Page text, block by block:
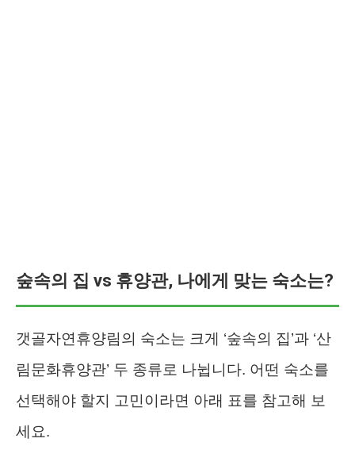
숲속의 집 vs 휴양관, 나에게 맞는 숙소는?
갯골자연휴양림의 숙소는 크게 ‘숲속의 집’과 ‘산
림문화휴양관’ 두 종류로 나뉩니다. 어떤 숙소를
선택해야 할지 고민이라면 아래 표를 참고해 보
세요.